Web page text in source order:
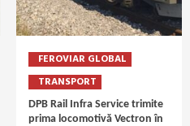
FEROVIAR GLOBAL
TRANSPORT
DPB Rail Infra Service trimite
prima locomotivă Vectron în